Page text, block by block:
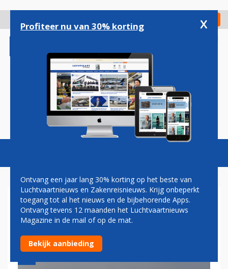
gaan
Check in
Magazine Podcasts Vacatures
OMAN AIR MAAKT MILES
BESTEDEN EENVOUDIGER
Profiteer nu van 30% korting x
Ontvang een jaar lang 30% korting op het beste van
Luchtvaartnieuws en Zakenreisnieuws. Krijg onbeperkt
toegang tot al het nieuws en de bijbehorende Apps.
Ontvang tevens 12 maanden het Luchtvaartnieuws
Magazine in de mail of op de mat.
Bekijk aanbieding